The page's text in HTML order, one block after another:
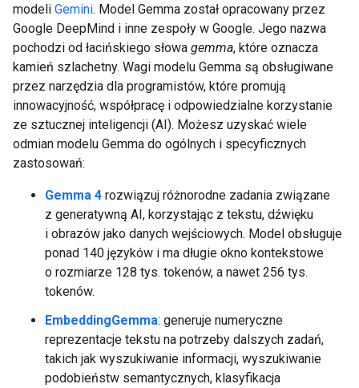
modeli Gemini. Model Gemma został opracowany przez
Google DeepMind i inne zespoły w Google. Jego nazwa
pochodzi od łacińskiego słowa gemma, które oznacza
kamień szlachetny. Wagi modelu Gemma są obsługiwane
przez narzędzia dla programistów, które promują
innowacyjność, współpracę i odpowiedzialne korzystanie
ze sztucznej inteligencji (AI). Możesz uzyskać wiele
odmian modelu Gemma do ogólnych i specyficznych
zastosowań:
Gemma 4 rozwiązuj różnorodne zadania związane
z generatywną AI, korzystając z tekstu, dźwięku
i obrazów jako danych wejściowych. Model obsługuje
ponad 140 języków i ma długie okno kontekstowe
o rozmiarze 128 tys. tokenów, a nawet 256 tys.
tokenów.
EmbeddingGemma: generuje numeryczne
reprezentacje tekstu na potrzeby dalszych zadań,
takich jak wyszukiwanie informacji, wyszukiwanie
podobieństw semantycznych, klasyfikacja